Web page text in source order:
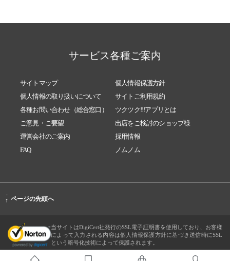
サービス各種ご案内
サイトマップ
個人情報保護方針
個人情報の取り扱いについて
サイトご利用規約
各種お問い合わせ（総合窓口）
ツクツク!!!アプリとは
ご意見・ご要望
出店をご検討のショップ様
運営会社のご案内
採用情報
FAQ
ノムノム
-
↑ ページの先頭へ
当サイトはDigiCert社発行のSSL電子証明書を使用しており、お客様
によって入力される内容は個人情報保護方針に基づき送信時にSSL
という暗号化技術によって保護されます。